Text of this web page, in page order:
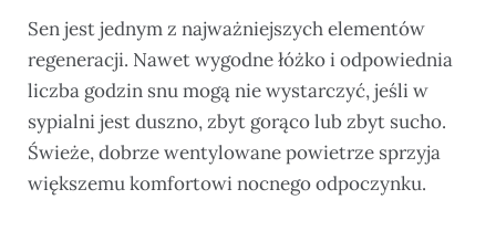
Sen jest jednym z najważniejszych elementów
regeneracji. Nawet wygodne łóżko i odpowiednia
liczba godzin snu mogą nie wystarczyć, jeśli w
sypialni jest duszno, zbyt gorąco lub zbyt sucho.
Świeże, dobrze wentylowane powietrze sprzyja
większemu komfortowi nocnego odpoczynku.